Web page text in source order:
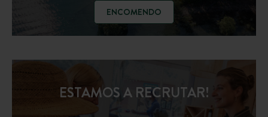
ENCOMENDO
ESTAMOS A RECRUTAR!